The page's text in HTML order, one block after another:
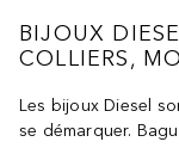
BIJOUX
COLLIERS,
Les bijoux Diesel
se démarquer.